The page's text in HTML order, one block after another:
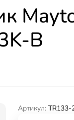
B
Артикул: